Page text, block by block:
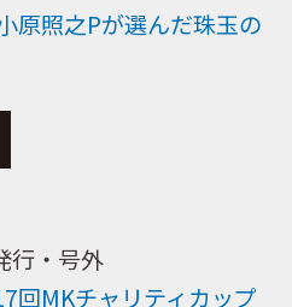
原照之Pが選んだ珠玉の
行・号外
回MKチャリティカップ